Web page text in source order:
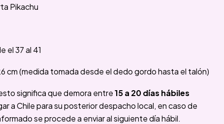
Pikachu
el 37 al 41
cm (medida tomada desde el dedo gordo hasta el talón)
significa que demora entre15 a 20 días hábiles
a Chile para su posterior despacho local, en caso de
se procede a enviar al siguiente día hábil.